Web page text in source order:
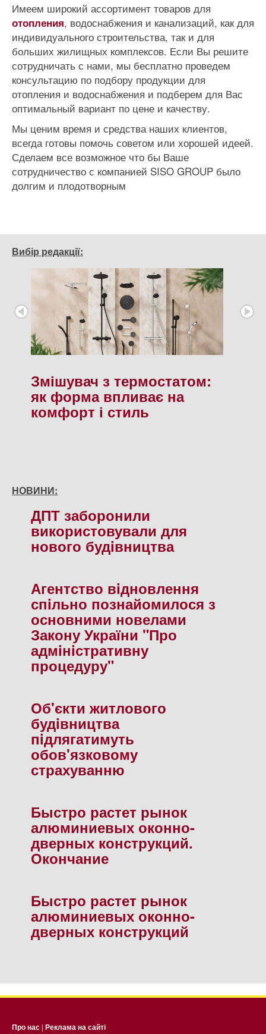
Имеем широкий ассортимент товаров для
отопления, водоснабжения и канализаций, как для
индивидуального строительства, так и для
больших жилищных комплексов. Если Вы решите
сотрудничать с нами, мы бесплатно проведем
консультацию по подбору продукции для
отопления и водоснабжения и подберем для Вас
оптимальный вариант по цене и качеству.
Мы ценим время и средства наших клиентов,
всегда готовы помочь советом или хорошей идеей.
Сделаем все возможное что бы Ваше
сотрудничество с компанией SISO GROUP было
долгим и плодотворным
Вибір редакції:
Змішувач з термостатом:
як форма впливає на
комфорт і стиль
НОВИНИ:
ДПТ заборонили
використовували для
нового будiвництва
Агентство вiдновлення
спiльно познайомилося з
основними новелами
Закону України "Про
адмiнiстративну
процедуру"
Об'єкти житлового
будiвництва
пiдлягатимуть
обов'язковому
страхуванню
Быстро растет рынок
алюминиевых оконно-
дверных конструкций.
Окончание
Быстро растет рынок
алюминиевых оконно-
дверных конструкций
Про нас | Реклама на сайті